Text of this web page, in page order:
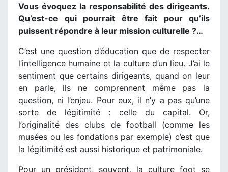
Vous évoquez la responsabilité des dirigeants.
Qu’est-ce qui pourrait être fait pour qu’ils
puissent répondre à leur mission culturelle ?…
C’est une question d’éducation que de respecter
l’intelligence humaine et la culture d’un lieu. J’ai le
sentiment que certains dirigeants, quand on leur
en parle, ils ne comprennent même pas la
question, ni l’enjeu. Pour eux, il n’y a pas qu’une
sorte de légitimité : celle du capital. Or,
l’originalité des clubs de football (comme les
musées ou les fondations par exemple) c’est que
la légitimité est aussi historique et patrimoniale.
Pour un président, souvent, la culture foot se